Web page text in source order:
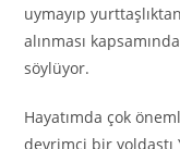
uymayıp
alınması
söylüyor.
Hayatımda çok
devrimci bir